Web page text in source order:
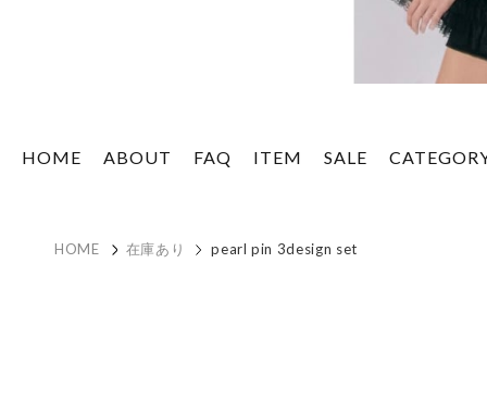
HOME ABOUT FAQ ITEM SALE
HOME 在庫あり pearl pin 3design set